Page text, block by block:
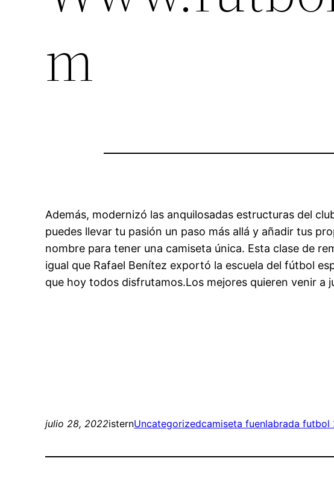
m
Además, modernizó las anquilosadas estructuras del
puedes llevar tu pasión un paso más allá y añadir tus
nombre para tener una camiseta única. Esta clase de
igual que Rafael Benítez exportó la escuela del fútbol
que hoy todos disfrutamos.Los mejores quieren venir a
julio 28, 2022isternUncategorizedcamiseta fuenlabrada futbol